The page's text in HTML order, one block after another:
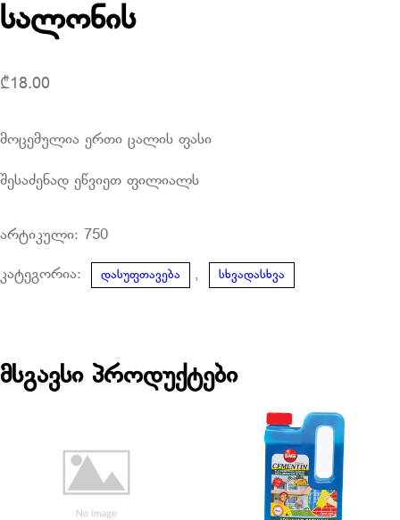
სალონის
₾18.00
მოცემულია ერთი ცალის ფასი
შესაძენად ეწვიეთ ფილიალს
არტიკული: 750
კატეგორია: დასუფთავება , სხვადასხვა
მსგავსი პროდუქტები